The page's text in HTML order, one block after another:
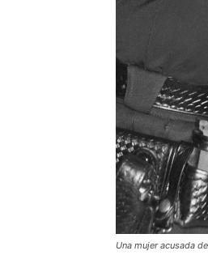
Una mujer acusada